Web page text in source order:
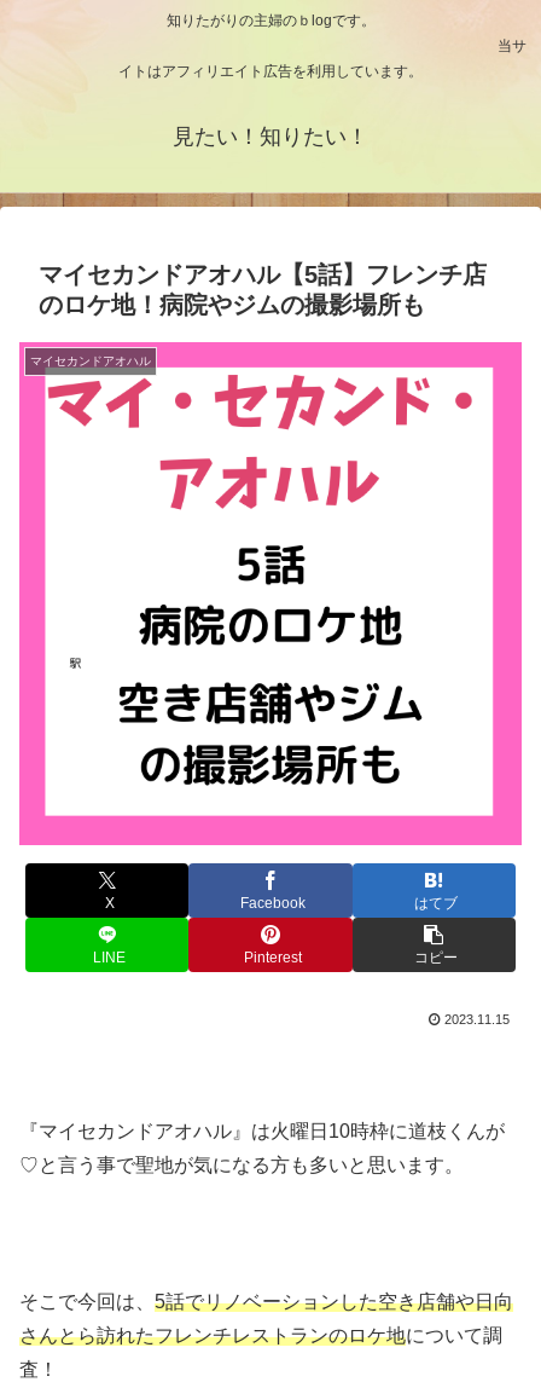
知りたがりの主婦のｂlogです。
当サ
イトはアフィリエイト広告を利用しています。
見たい！知りたい！
マイセカンドアオハル【5話】フレンチ店
のロケ地！病院やジムの撮影場所も
マイセカンドアオハル
X Facebook はてブ
LINE Pinterest コピー
2023.11.15
『マイセカンドアオハル』は火曜日10時枠に道枝くんが
♡と言う事で聖地が気になる方も多いと思います。
そこで今回は、 5話でリノベーションした空き店舗や日向
さんとら訪れたフレンチレストランのロケ地について調
査！